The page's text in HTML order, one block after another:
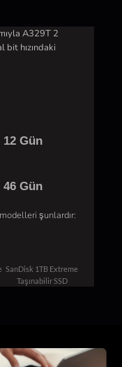
A329T 2
hızındaki
12 Gün
46 Gün
şunlardır:
SanDisk 1TB Extreme
Taşınabilir SSD